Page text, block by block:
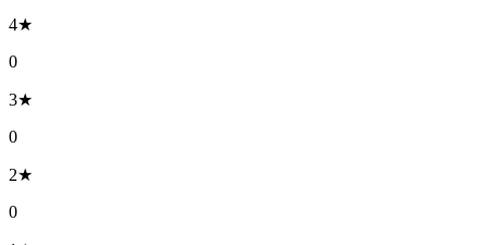
4★
0
3★
0
2★
0